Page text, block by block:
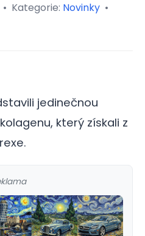
• Kategorie: Novinky •
jedinečnou
který získali z